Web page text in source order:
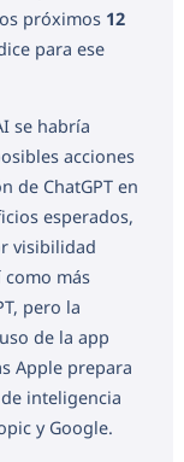
próximos 12
para ese
se habría
acciones
de ChatGPT en
esperados,
visibilidad
como más
pero la
de la app
Apple prepara
inteligencia
y Google.